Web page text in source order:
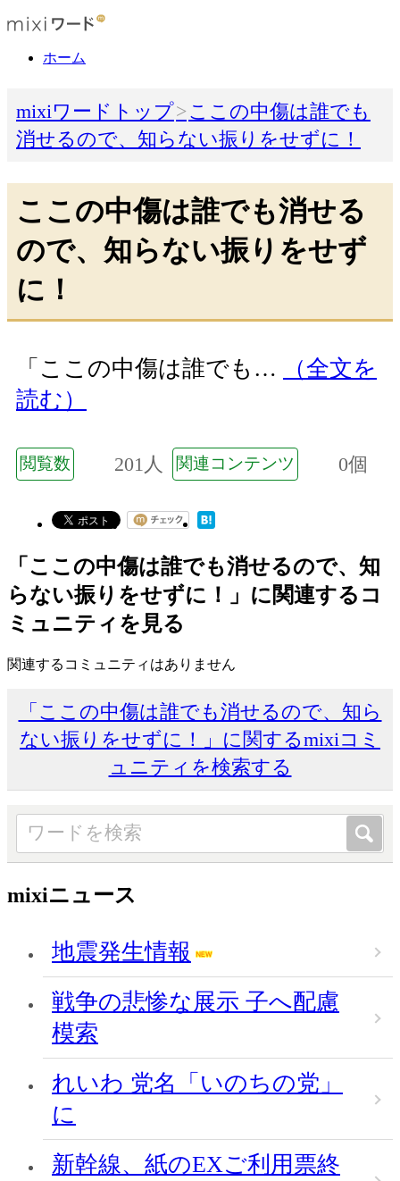
ホーム
mixiワードトップ
ここの中傷は誰でも
消せるので、知らない振りをせずに！
ここの中傷は誰でも消せる
ので、知らない振りをせず
に！
「ここの中傷は誰でも…
（全文を
読む）
閲覧数 201人 関連コンテンツ 0個
「ここの中傷は誰でも消せるので、知
らない振りをせずに！」に関連するコ
ミュニティを見る
関連するコミュニティはありません
「ここの中傷は誰でも消せるので、知ら
ない振りをせずに！」に関するmixiコミ
ュニティを検索する
mixiニュース
地震発生情報
戦争の悲惨な展示 子へ配慮
模索
れいわ 党名「いのちの党」
に
新幹線、紙のEXご利用票終